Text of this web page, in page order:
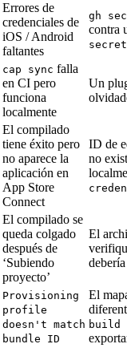
Errores de
credenciales de
iOS / Android
faltantes
gh
contra
cap sync falla
en CI pero
funciona
localmente
Un
El compilado
tiene éxito pero
no aparece la
aplicación en
App Store
Connect
ID de
no
El compilado se
queda colgado
después de
‘Subiendo
proyecto’
El
Provisioning
profile
doesn't match
bundle ID
El